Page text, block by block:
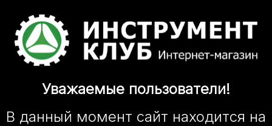
Уважаемые пользователи!
В данный момент сайт находится на